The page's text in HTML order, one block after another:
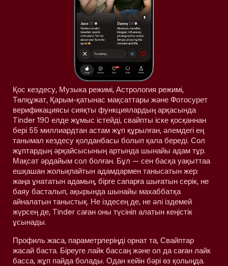
Қос кездесу, Музыка режимі, Астрология режимі,
Төлқұжат, Қарым-қатынас мақсаттары және Фотосурет
верификациясы сияқты функциялардың арқасында
Tinder 190 елде жұмыс істейді, свайпты іске қосқаннан
бері 55 миллиардтан астам жұп құрылған, әлемдегі ең
танымал кездесу қолданбасы болып қала береді. Сол
жұптардың әрқайсысының артында шынайы адам тұр.
Мақсат әрдайым сол болған. Бұл — сен басқа уақыттаа
ешқашан жолықпайтын адамдармен танысатын жер:
жаңа ұнататын адамың, бірге сапарға шығатын серік, не
баяу басталып, ақырында шынайы махаббатқа
айналатын таныстық. Не іздесең де, не әлі іздемей
жүрсең де, Tinder саған оны түсініп алатын кеңістік
ұсынады.
Профиль жаса, параметрлеріңді орнат та, Свайптар
жасай баста. Біреуге лайк бассаң және ол да саған лайк
басса, жұп пайда болады. Одан кейін бәрі өз қолыңда.